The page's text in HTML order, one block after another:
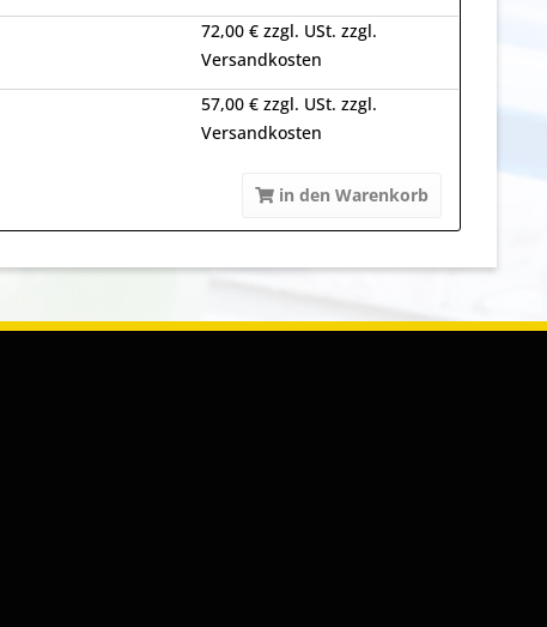
72,00 € zzgl. USt. zzgl.
Versandkosten
57,00 € zzgl. USt. zzgl.
Versandkosten
in den Warenkorb